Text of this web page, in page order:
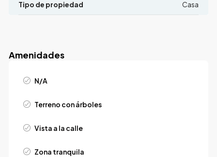
Tipo de propiedad Casa
Amenidades
N/A
Terreno con árboles
Vista a la calle
Zona tranquila